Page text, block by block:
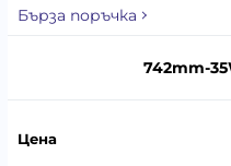
Бърза поръчка
742mm-